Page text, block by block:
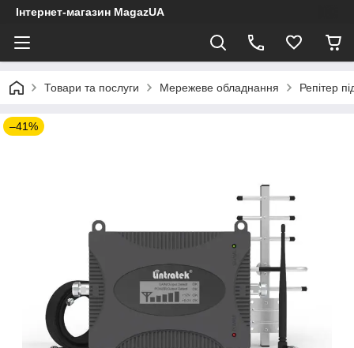
Інтернет-магазин MagazUA
Товари та послуги Мережеве обладнання Репітер
–41%